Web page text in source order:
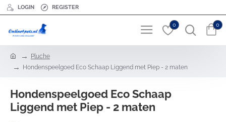
LOGIN REGISTER
0 0
Pluche
Hondenspeelgoed Eco Schaap Liggend met Piep - 2 maten
Hondenspeelgoed Eco Schaap
Liggend met Piep - 2 maten